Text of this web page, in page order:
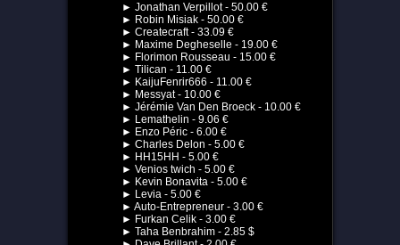
► Jonathan Verpillot - 50.00 €
► Robin Misiak - 50.00 €
► Createcraft - 33.09 €
► Maxime Degheselle - 19.00 €
► Florimon Rousseau - 15.00 €
► Tilican - 11.00 €
► KaijuFenrir666 - 11.00 €
► Messyat - 10.00 €
► Jérémie Van Den Broeck - 10.00 €
► Lemathelin - 9.06 €
► Enzo Péric - 6.00 €
► Charles Delon - 5.00 €
► HH15HH - 5.00 €
► Venios twich - 5.00 €
► Kevin Bonavita - 5.00 €
► Levia - 5.00 €
► Auto-Entrepreneur - 3.00 €
► Furkan Celik - 3.00 €
► Taha Benbrahim - 2.85 $